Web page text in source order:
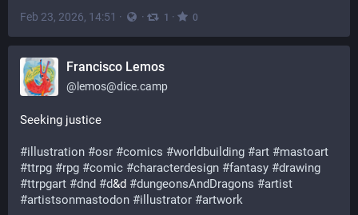
Feb 23, 2026, 14:51 · · 1 · 0
Francisco Lemos
@ lemos@dice.camp
Seeking justice
#illustration #osr #comics #worldbuilding #art #mastoart
#ttrpg #rpg #comic #characterdesign #fantasy #drawing
#ttrpgart #dnd #d&d #dungeonsAndDragons #artist
#artistsonmastodon #illustrator #artwork